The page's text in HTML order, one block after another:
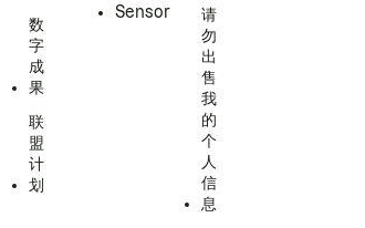
数
字
成
果
联
盟
计
划
Sensor
请
勿
出
售
我
的
个
人
信
息